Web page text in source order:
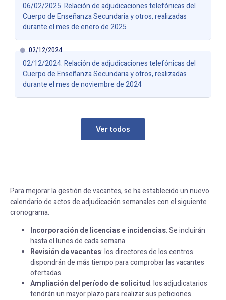
06/02/2025. Relación de adjudicaciones telefónicas del
Cuerpo de Enseñanza Secundaria y otros, realizadas
durante el mes de enero de 2025
02/12/2024. Relación de adjudicaciones telefónicas del
Cuerpo de Enseñanza Secundaria y otros, realizadas
durante el mes de noviembre de 2024
02/12/2024
Ver todos
Para mejorar la gestión de vacantes, se ha establecido un nuevo
calendario de actos de adjudicación semanales con el siguiente
cronograma:
Incorporación de licencias e incidencias: Se incluirán
hasta el lunes de cada semana.
Revisión de vacantes: los directores de los centros
dispondrán de más tiempo para comprobar las vacantes
ofertadas.
Ampliación del período de solicitud: los adjudicatarios
tendrán un mayor plazo para realizar sus peticiones.